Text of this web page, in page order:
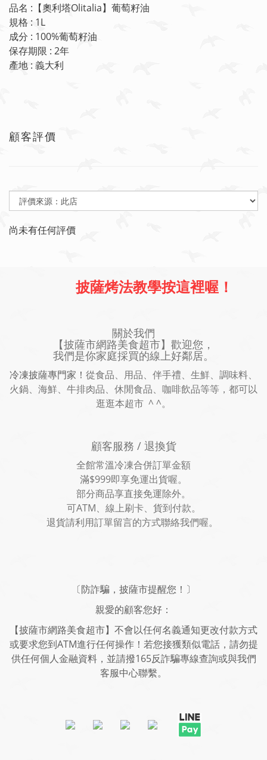
品名 :【奧利塔Olitalia】葡萄籽油
規格 : 1L
成分 : 100%葡萄籽油
保存期限 : 2年
產地 : 義大利
顧客評價
尚未有任何評價
披薩烤法教學按這裡喔！
關於我們
【披薩市網路美食超市】歡迎您，
我們是你家庭採買的線上好鄰居。
冷凍披薩專門家！ 從食品、用品、伴手禮、生鮮、調味料、
火鍋、海鮮、牛排肉品、休閒食品、咖啡飲品等等，都可以
逛逛本超市 ^ ^。
顧客服務 / 退換貨
全館常溫冷凍合併訂單金額
滿$999即享免運出貨喔。
部分商品享直接免運除外。
可ATM、線上刷卡、貨到付款。
退貨請利用訂單留言的方式聯絡我們喔。
〔防詐騙，披薩市提醒您！〕
親愛的顧客您好：
【披薩市網路美食超市】不會以任何名義通知更改付款方式
或要求您到ATM進行任何操作！若您接獲類似電話，請勿提
供任何個人金融資料，並請撥165反詐騙專線查詢或與我們
客服中心聯繫。